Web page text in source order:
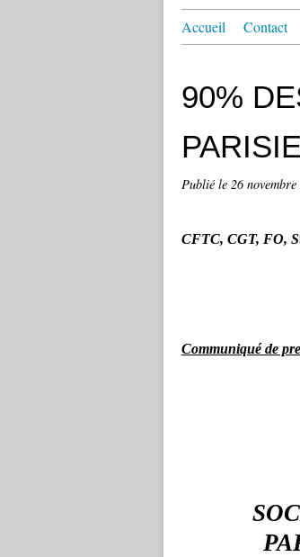
Accueil Contact
90%
Publié le 26
CFTC, CGT, FO,
Communiqué de